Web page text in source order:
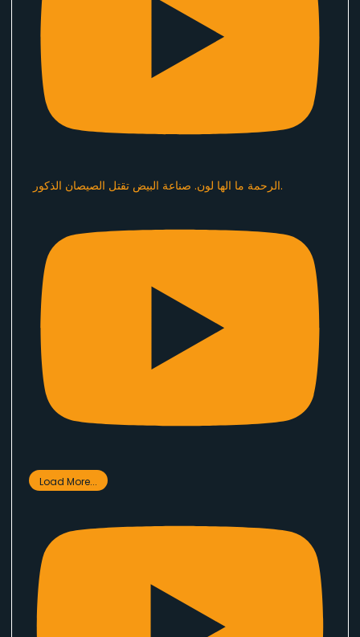
الرحمة ما الها لون. صناعة البيض تقتل الصيصان الذكور.
Load More...